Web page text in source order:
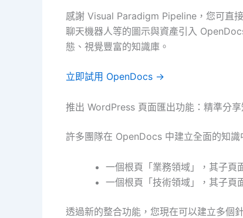
感謝 Visual Paradigm Pipeline，您可直
聊天機器人等的圖示與資產引入
態、視覺豐富的知識庫。
立即試用 OpenDocs →
推出 WordPress 頁面匯出功能：精準分享
許多團隊在 OpenDocs 中建立全面的知
一個根頁「業務領域」，其子頁
一個根頁「技術領域」，其子頁
透過新的整合功能，您現在可以建立多個